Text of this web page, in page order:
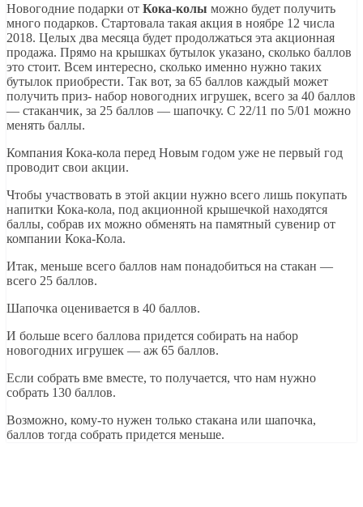
Новогодние подарки от Кока-колы можно будет получить
много подарков. Стартовала такая акция в ноябре 12 числа
2018. Целых два месяца будет продолжаться эта акционная
продажа. Прямо на крышках бутылок указано, сколько баллов
это стоит. Всем интересно, сколько именно нужно таких
бутылок приобрести. Так вот, за 65 баллов каждый может
получить приз- набор новогодних игрушек, всего за 40 баллов
— стаканчик, за 25 баллов — шапочку. С 22/11 по 5/01 можно
менять баллы.
Компания Кока-кола перед Новым годом уже не первый год
проводит свои акции.
Чтобы участвовать в этой акции нужно всего лишь покупать
напитки Кока-кола, под акционной крышечкой находятся
баллы, собрав их можно обменять на памятный сувенир от
компании Кока-Кола.
Итак, меньше всего баллов нам понадобиться на стакан —
всего 25 баллов.
Шапочка оценивается в 40 баллов.
И больше всего баллова придется собирать на набор
новогодних игрушек — аж 65 баллов.
Если собрать вме вместе, то получается, что нам нужно
собрать 130 баллов.
Возможно, кому-то нужен только стакана или шапочка,
баллов тогда собрать придется меньше.